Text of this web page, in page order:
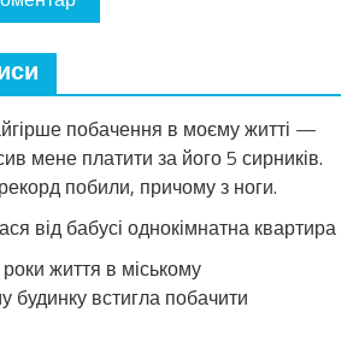
побачення в моєму житті —
мене платити за його 5 сирників.
побили, причому з ноги.
від бабусі однокімнатна квартира
життя в міському
будинку встигла побачити